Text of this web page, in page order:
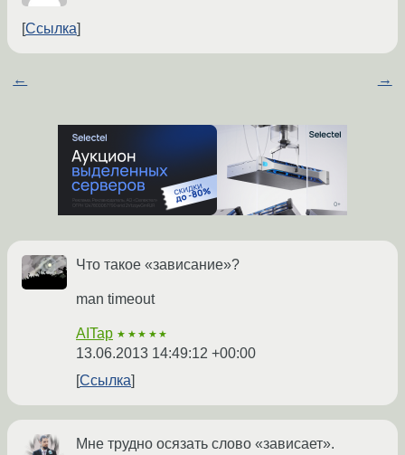
Ссылка
← →
Что такое «зависание»?
man timeout
AITap ★★★★★
13.06.2013 14:49:12 +00:00
Ссылка
Мне трудно осязать слово «зависает».